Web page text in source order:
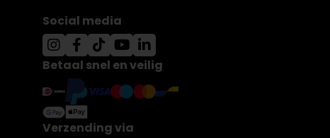
Social media
Betaal snel en veilig
Verzending via